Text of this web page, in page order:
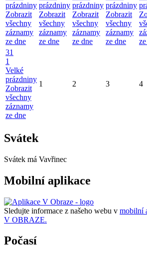
prázdniny
Zobrazit
všechny
záznamy
ze dne
prázdniny
Zobrazit
všechny
záznamy
ze dne
prázdniny
Zobrazit
všechny
záznamy
ze dne
prázdniny
Zobrazit
všechny
záznamy
ze dne
31
1
Velké
prázdniny
Zobrazit
všechny
záznamy
ze dne
1 2 3 4
Svátek
Svátek má Vavřinec
Mobilní aplikace
Sledujte informace z našeho webu v mobilní
V OBRAZE.
Počasí